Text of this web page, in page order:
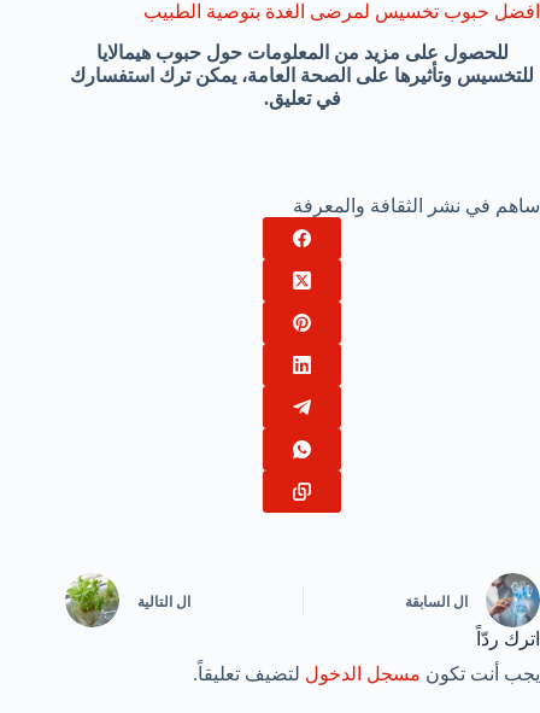
افضل حبوب تخسيس لمرضى الغدة بتوصية الطبيب
للحصول على مزيد من المعلومات حول حبوب هيمالايا
للتخسيس وتأثيرها على الصحة العامة، يمكن ترك استفسارك
في تعليق.
ساهم في نشر الثقافة والمعرفة
ال السابقة ال التالية
اترك ردّاً
يجب أنت تكون مسجل الدخول لتضيف تعليقاً.